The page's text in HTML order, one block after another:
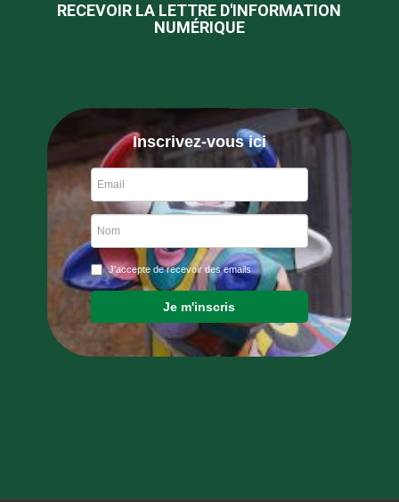
RECEVOIR LA LETTRE D'INFORMATION
NUMÉRIQUE
Inscrivez-vous ici
J'accepte de recevoir des emails
Je m'inscris